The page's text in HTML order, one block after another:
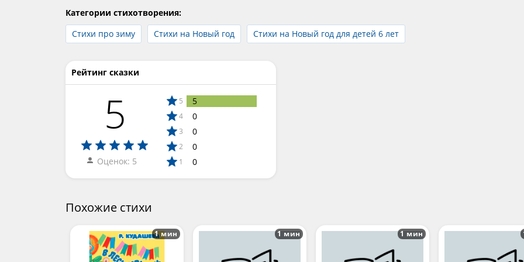
Категории стихотворения:
Стихи про зиму
Стихи на Новый год Стихи на Новый год для детей 6 лет
Рейтинг сказки
5
Оценок: 5
5 5
4 0
3 0
2 0
1 0
Похожие стихи
1 мин 1 мин 1 мин